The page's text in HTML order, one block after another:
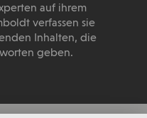
auf ihrem
verfassen sie
Inhalten, die
geben.